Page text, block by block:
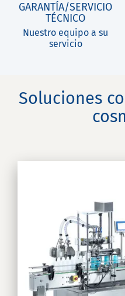
GARANTÍA/SERVICIO
TÉCNICO
Nuestro equipo a su
servicio
Soluciones